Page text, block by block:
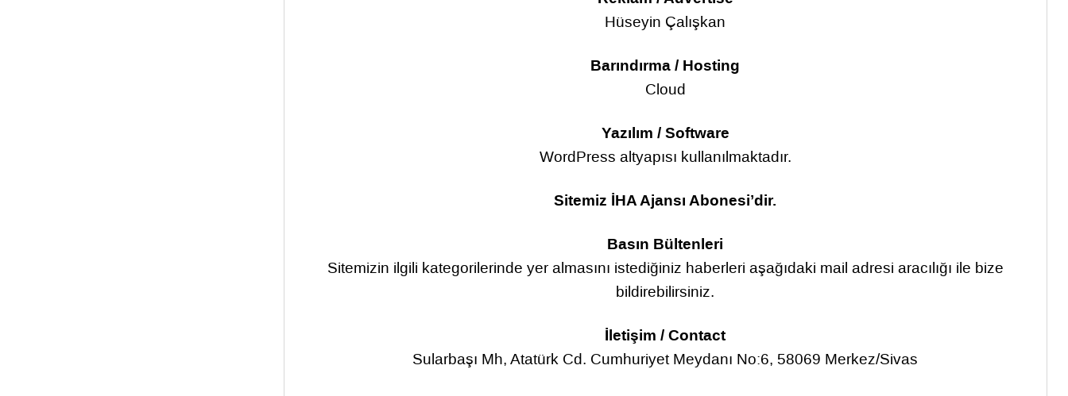
Hüseyin Çalışkan
Barındırma / Hosting
Cloud
Yazılım / Software
WordPress altyapısı kullanılmaktadır.
Sitemiz İHA Ajansı Abonesi’dir.
Basın Bültenleri
Sitemizin ilgili kategorilerinde yer almasını istediğiniz haberleri aşağıdaki mail adresi aracılığı ile bize
bildirebilirsiniz.
İletişim / Contact
Sularbaşı Mh, Atatürk Cd. Cumhuriyet Meydanı No:6, 58069 Merkez/Sivas